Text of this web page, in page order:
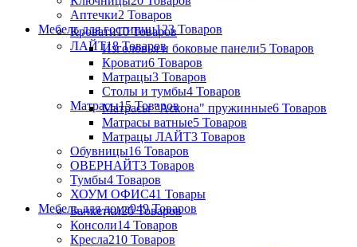
Аптечки2 Товаров
Мебель для гостиниц123 Товаров
Кровати10 Товаров
ЛАЙТ18 Товаров
Изголовья и боковые панели5 Товаров
Кровати6 Товаров
Матрацы3 Товаров
Столы и тумбы4 Товаров
Матрасы15 Товаров
Матрасы "Аскона" пружинные6 Товаров
Матрасы ватные5 Товаров
Матрацы ЛАЙТ3 Товаров
Обувницы16 Товаров
ОВЕРНАЙТ3 Товаров
Тумбы4 Товаров
ХОУМ ОФИС41 Товары
Мебель для дома949 Товаров
Банкетки26 Товаров
Консоли14 Товаров
Кресла210 Товаров